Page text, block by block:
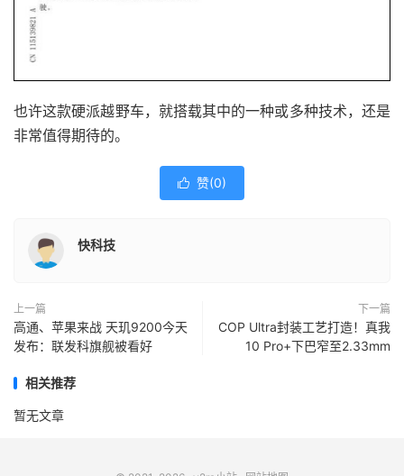
也许这款硬派越野车，就搭载其中的一种或多种技术，还是
非常值得期待的。
 赞(0)
快科技
上一篇
高通、苹果来战 天玑9200今天
发布：联发科旗舰被看好
下一篇
COP Ultra封装工艺打造！真我
10 Pro+下巴窄至2.33mm
相关推荐
暂无文章